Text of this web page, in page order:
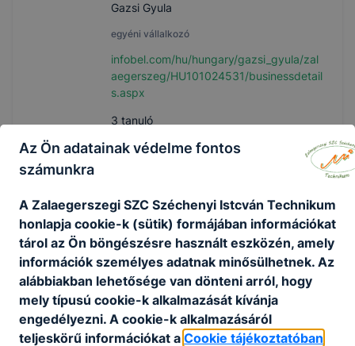
Gazsi Gyula
egyéni vállalkozó
infobel.com/hu/hungary/gazsi_gyula/zal
aegerszeg/HU101024531/businessdetail
s.aspx
3 tanuló
8960 Lenti, Kossuth u. 10.
Rónási Zsolt
ügyvezető
green-tech.hu/
Az Ön adatainak védelme fontos
számunkra
A Zalaegerszegi SZC Széchenyi Istcván Technikum
honlapja cookie-k (sütik) formájában információkat
tárol az Ön böngészésre használt eszközén, amely
információk személyes adatnak minősülhetnek. Az
alábbiakban lehetősége van dönteni arról, hogy
mely típusú cookie-k alkalmazását kívánja
engedélyezni. A cookie-k alkalmazásáról
teljeskörű információkat a Cookie tájékoztatóban